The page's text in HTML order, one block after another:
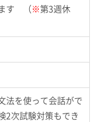
す （※第3週休
法を使って会話がで
2次試験対策もでき